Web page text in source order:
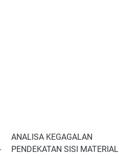
ANALISA KEGAGALAN
PENDEKATAN SISI MATERIAL